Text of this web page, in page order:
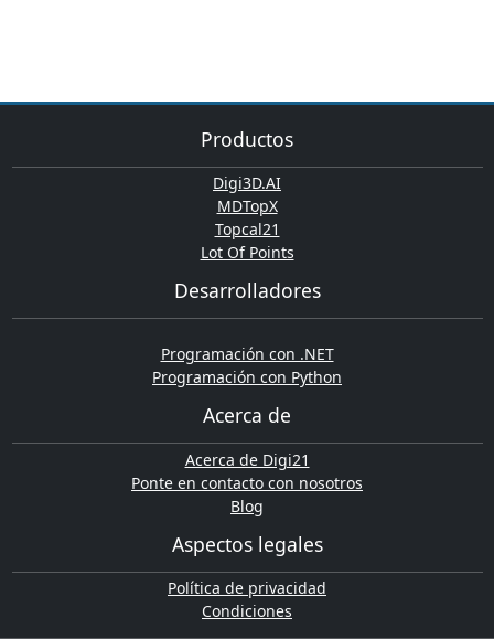
Productos
Digi3D.AI
MDTopX
Topcal21
Lot Of Points
Desarrolladores
Programación con .NET
Programación con Python
Acerca de
Acerca de Digi21
Ponte en contacto con nosotros
Blog
Aspectos legales
Política de privacidad
Condiciones